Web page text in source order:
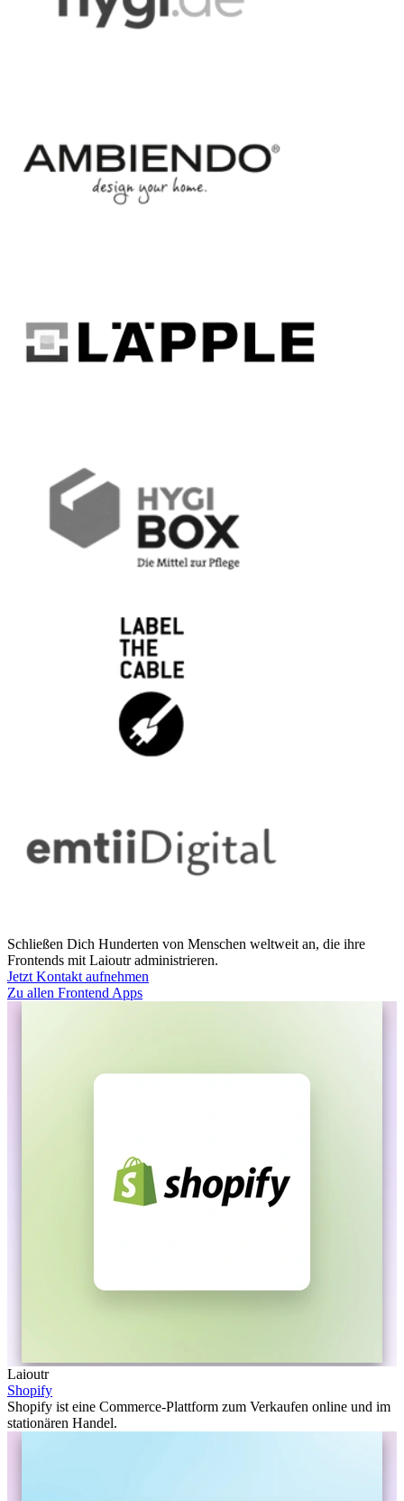
Schließen Dich Hunderten von Menschen weltweit an, die ihre
Frontends mit Laioutr administrieren.
Jetzt Kontakt aufnehmen
Zu allen Frontend Apps
Laioutr
Shopify
Shopify ist eine Commerce-Plattform zum Verkaufen online und im
stationären Handel.